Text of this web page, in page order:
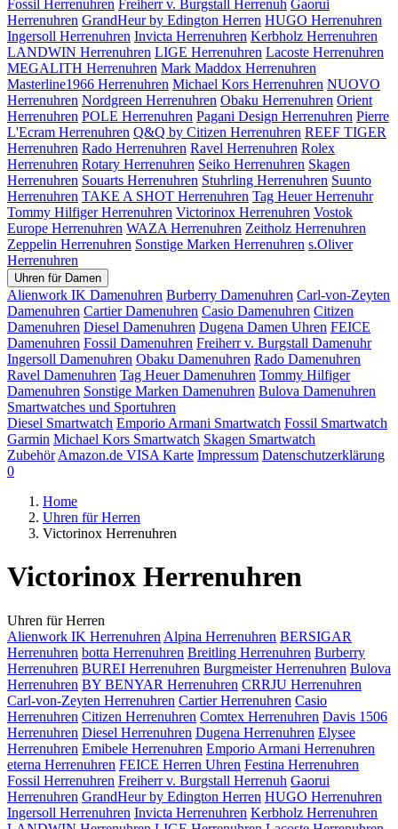
Fossil Herrenuhren Freiherr v. Burgstall Herrenuh Gaorui
Herrenuhren GrandHeur by Edington Herren HUGO Herrenuhren
Ingersoll Herrenuhren Invicta Herrenuhren Kerbholz Herrenuhren
LANDWIN Herrenuhren LIGE Herrenuhren Lacoste Herrenuhren
MEGALITH Herrenuhren Mark Maddox Herrenuhren
Masterline1966 Herrenuhren Michael Kors Herrenuhren NUOVO
Herrenuhren Nordgreen Herrenuhren Obaku Herrenuhren Orient
Herrenuhren POLE Herrenuhren Pagani Design Herrenuhren Pierre
L'Ecram Herrenuhren Q&Q by Citizen Herrenuhren REEF TIGER
Herrenuhren Rado Herrenuhren Ravel Herrenuhren Rolex
Herrenuhren Rotary Herrenuhren Seiko Herrenuhren Skagen
Herrenuhren Souarts Herrenuhren Stuhrling Herrenuhren Suunto
Herrenuhren TAKE A SHOT Herrenuhren Tag Heuer Herrenuhr
Tommy Hilfiger Herrenuhren Victorinox Herrenuhren Vostok
Europe Herrenuhren WAZA Herrenuhren Zeitholz Herrenuhren
Zeppelin Herrenuhren Sonstige Marken Herrenuhren s.Oliver
Herrenuhren
Uhren für Damen
Alienwork IK Damenuhren Burberry Damenuhren Carl-von-Zeyten
Damenuhren Cartier Damenuhren Casio Damenuhren Citizen
Damenuhren Diesel Damenuhren Dugena Damen Uhren FEICE
Damenuhren Fossil Damenuhren Freiherr v. Burgstall Damenuhr
Ingersoll Damenuhren Obaku Damenuhren Rado Damenuhren
Ravel Damenuhren Tag Heuer Damenuhren Tommy Hilfiger
Damenuhren Sonstige Marken Damenuhren Bulova Damenuhren
Smartwatches und Sportuhren
Diesel Smartwatch Emporio Armani Smartwatch Fossil Smartwatch
Garmin Michael Kors Smartwatch Skagen Smartwatch
Zubehör Amazon.de VISA Karte Impressum Datenschutzerklärung
0
Home
Uhren für Herren
Victorinox Herrenuhren
Victorinox Herrenuhren
Uhren für Herren
Alienwork IK Herrenuhren Alpina Herrenuhren BERSIGAR
Herrenuhren botta Herrenuhren Breitling Herrenuhren Burberry
Herrenuhren BUREI Herrenuhren Burgmeister Herrenuhren Bulova
Herrenuhren BY BENYAR Herrenuhren CRRJU Herrenuhren
Carl-von-Zeyten Herrenuhren Cartier Herrenuhren Casio
Herrenuhren Citizen Herrenuhren Comtex Herrenuhren Davis 1506
Herrenuhren Diesel Herrenuhren Dugena Herrenuhren Elysee
Herrenuhren Emibele Herrenuhren Emporio Armani Herrenuhren
eterna Herrenuhren FEICE Herren Uhren Festina Herrenuhren
Fossil Herrenuhren Freiherr v. Burgstall Herrenuh Gaorui
Herrenuhren GrandHeur by Edington Herren HUGO Herrenuhren
Ingersoll Herrenuhren Invicta Herrenuhren Kerbholz Herrenuhren